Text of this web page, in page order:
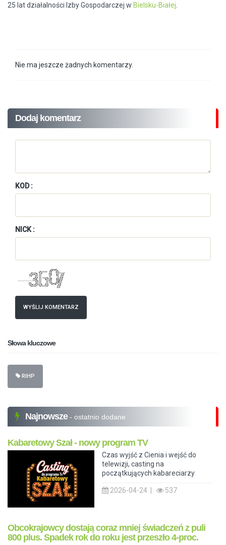
25 lat działalności Izby Gospodarczej w Bielsku-Białej
Nie ma jeszcze żadnych komentarzy.
Dodaj komentarz
KOD :
NICK :
WYŚLIJ KOMENTARZ
Słowa kluczowe
RIHP
Najnowsze - ostatnio dodane
Kabaretowy Szał - nowy program TV
Czas wyjść z Cienia i wejść do
telewizji, casting na
początkujących kabareciarzy
2026-04-24 | 537
Obcokrajowcy dostają coraz mniej świadczeń z puli
800 plus. Spadek rok do roku jest przeszło 4-proc.